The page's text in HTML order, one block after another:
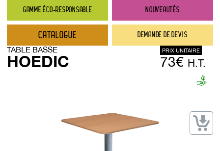
GAMME ÉCO-RESPONSABLE NOUVEAUTÉS
DEMANDE DE DEVIS
Contact
Catalogue
→ Nouveautés
→ Gamme éco-responsable
CATALOGUE
TABLE BASSE
HOEDIC
PRIX UNITAIRE
73€ H.T.